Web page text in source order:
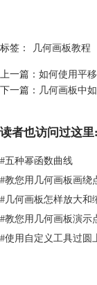
过程。
其中标记比的方法有
标签： 几何画板教程
上一篇： 如何使用平
下一篇： 几何画板中
读者也访问过这里:
#五种幂函数曲线
#教您用几何画板画绕
#几何画板怎样放大和
#教您用几何画板演示
#使用自定义工具过圆